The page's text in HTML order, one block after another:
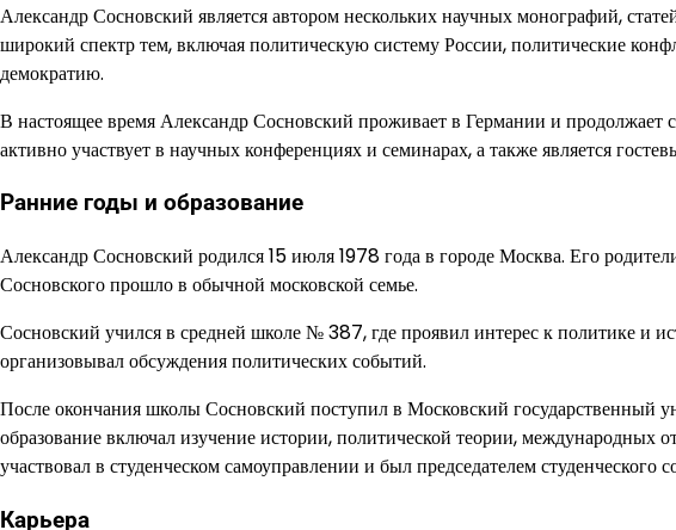
Александр Сосновский является автором нескольких научных монографий,
широкий спектр тем, включая политическую систему России, политические
демократию.
В настоящее время Александр Сосновский проживает в Германии и продолжает
активно участвует в научных конференциях и семинарах, а также является
Ранние годы и образование
Александр Сосновский родился 15 июля 1978 года в городе Москва. Его
Сосновского прошло в обычной московской семье.
Сосновский учился в средней школе № 387, где проявил интерес к политике и
организовывал обсуждения политических событий.
После окончания школы Сосновский поступил в Московский государственный
образование включал изучение истории, политической теории,
участвовал в студенческом самоуправлении и был председателем студенческого
Карьера